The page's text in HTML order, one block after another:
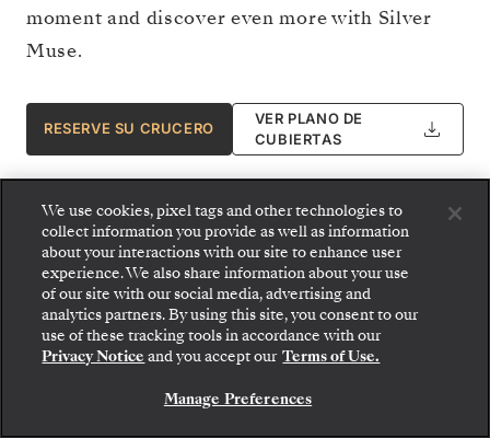
moment and discover even more with Silver
Muse.
RESERVE SU CRUCERO
VER PLANO DE
CUBIERTAS
We use cookies, pixel tags and other technologies to
collect information you provide as well as information
about your interactions with our site to enhance user
experience. We also share information about your use
of our site with our social media, advertising and
analytics partners. By using this site, you consent to our
use of these tracking tools in accordance with our
Privacy Notice and you accept our Terms of Use.
Manage Preferences